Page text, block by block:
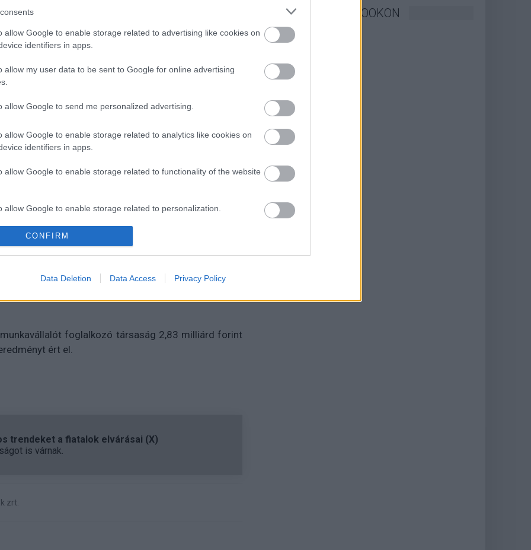
allow Google to enable storage related to advertising like cookies on
identifiers in apps.
allow my user data to be sent to Google for online advertising
allow Google to send me personalized advertising.
allow Google to enable storage related to analytics like cookies on
identifiers in apps.
allow Google to enable storage related to functionality of the website
allow Google to enable storage related to personalization.
allow Google to enable storage related to security, including
functionality and fraud prevention, and other user protection.
CONFIRM
Data Deletion Data Access Privacy Policy
lamellák gyártásához szükséges
fejlesztésére a fémszerkezet-
Orha Művek Zrt. - közölte a társaság.
pályázatán elnyert 152,2 millió forint vissza
a cég egy egyedi élhajlító berendezést és egy
és árnyékoló lamellák gyártásához
rövidebb átfutási határidővel tudnak előállítani
készre gyártani a tartószerkezetet - írta a
foglalkozó társaság 2,83 milliárd forint
ért el.
trendeket a fiatalok elvárásai (X)
is várnak.
zrt.
KÖVESSEN FACEBOOKON